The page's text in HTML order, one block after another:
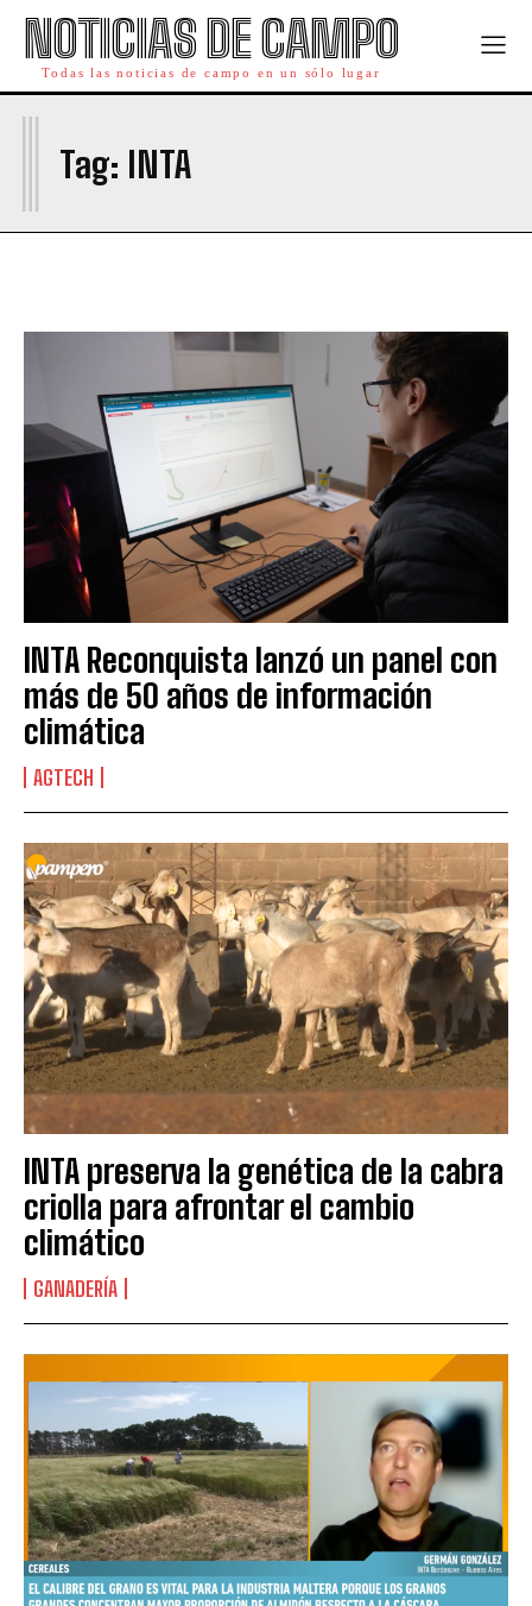
NOTICIAS DE CAMPO
Todas las noticias de campo en un sólo lugar
Tag: INTA
I
INTA Reconquista lanzó un panel con
más de 50 años de información
climática
AGTECH
INTA preserva la genética de la cabra
criolla para afrontar el cambio
climático
GANADERÍA